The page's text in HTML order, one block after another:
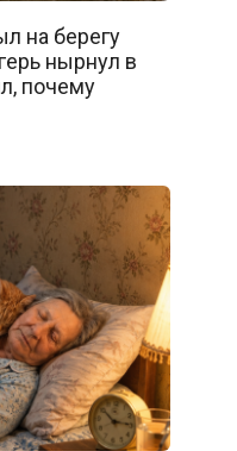
на берегу
нырнул в
почему